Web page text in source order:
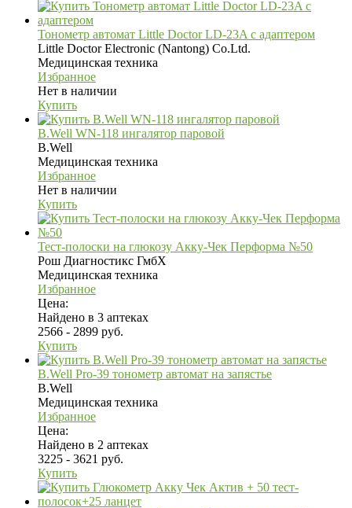
Тонометр автомат Little Doctor LD-23A с адаптером
Little Doctor Electronic (Nantong) Co.Ltd.
Медицинская техника
Избранное
Нет в наличии
Купить
B.Well WN-118 ингалятор паровой
B.Well
Медицинская техника
Избранное
Нет в наличии
Купить
Тест-полоски на глюкозу Акку-Чек Перформа №50
Рош Диагностикс ГмбХ
Медицинская техника
Избранное
Цена:
Найдено в 3 аптеках
2566 - 2899 руб.
Купить
B.Well Pro-39 тонометр автомат на запястье
B.Well
Медицинская техника
Избранное
Цена:
Найдено в 2 аптеках
3225 - 3621 руб.
Купить